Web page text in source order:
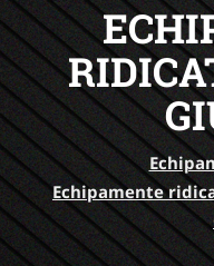
Echipamente